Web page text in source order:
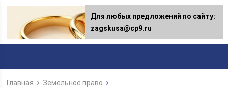
Главная Земельное право
Для любых предложений по сайту:
[email protected]
Для любых предложений по сайту:
zagskusa@cp9.ru